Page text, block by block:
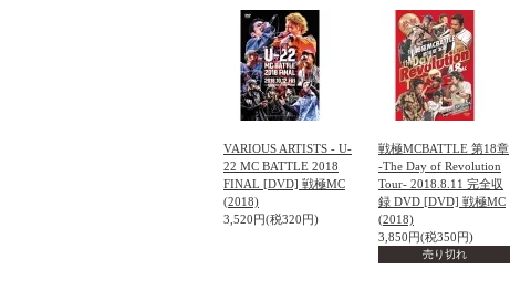
VARIOUS ARTISTS - U-
22 MC BATTLE 2018
FINAL [DVD] 戦極MC
(2018)
3,520円(税320円)
戦極MCBATTLE 第18章
-The Day of Revolution
Tour- 2018.8.11 完全収
録 DVD [DVD] 戦極MC
(2018)
3,850円(税350円)
売り切れ